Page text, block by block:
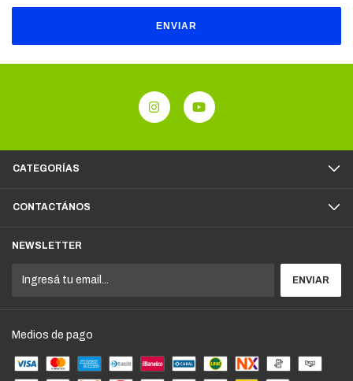
ENVIAR
CATEGORÍAS
CONTACTÁNOS
NEWSLETTER
Medios de pago